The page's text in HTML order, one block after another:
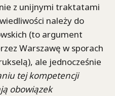
z unijnymi traktatami
należy do
(to argument
Warszawę w sporach
ale jednocześnie
tej kompetencji
obowiązek